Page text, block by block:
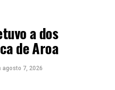
a dos
de Aroa
agosto 7, 2026